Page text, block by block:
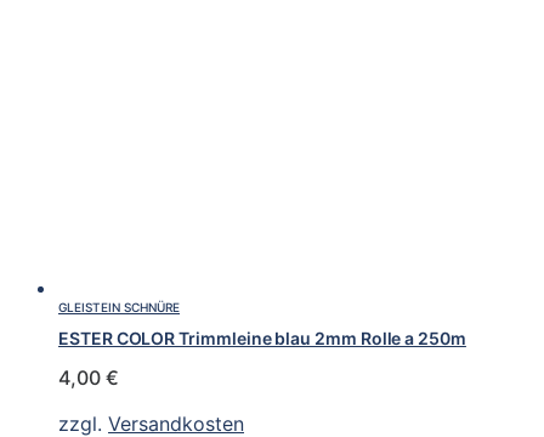
GLEISTEIN SCHNÜRE
ESTER COLOR Trimmleine blau 2mm Rolle a 250m
4,00 €
zzgl. Versandkosten